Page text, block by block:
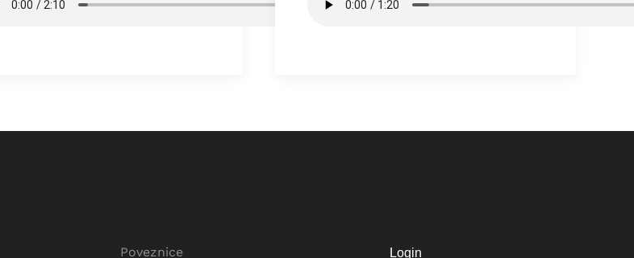
Poveznice Login